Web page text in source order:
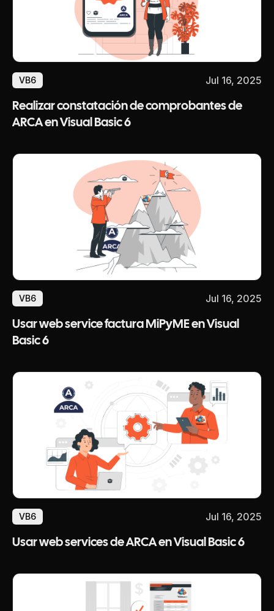
VB6 Jul 16, 2025
Realizar constatación de comprobantes de
ARCA en Visual Basic 6
VB6 Jul 16, 2025
Usar web service factura MiPyME en Visual
Basic 6
VB6 Jul 16, 2025
Usar web services de ARCA en Visual Basic 6